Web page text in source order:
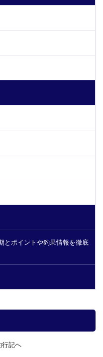
とポイントや釣果情報を徹底